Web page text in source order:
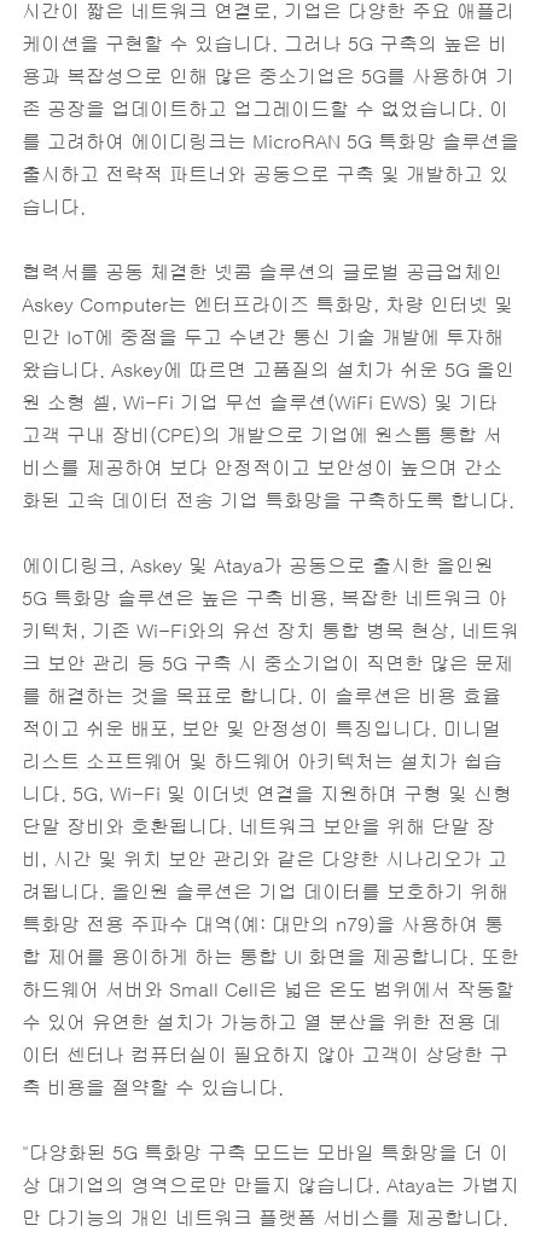
시간이 짧은 네트워크 연결로, 기업은 다양한 주요 애플리
케이션을 구현할 수 있습니다. 그러나 5G 구축의 높은 비
용과 복잡성으로 인해 많은 중소기업은 5G를 사용하여 기
존 공장을 업데이트하고 업그레이드할 수 없었습니다. 이
를 고려하여 에이디링크는 MicroRAN 5G 특화망 솔루션을
출시하고 전략적 파트너와 공동으로 구축 및 개발하고 있
습니다.
협력서를 공동 체결한 넷콤 솔루션의 글로벌 공급업체인
Askey Computer는 엔터프라이즈 특화망, 차량 인터넷 및
민간 IoT에 중점을 두고 수년간 통신 기술 개발에 투자해
왔습니다. Askey에 따르면 고품질의 설치가 쉬운 5G 올인
원 소형 셀, Wi-Fi 기업 무선 솔루션(WiFi EWS) 및 기타
고객 구내 장비(CPE)의 개발으로 기업에 원스톱 통합 서
비스를 제공하여 보다 안정적이고 보안성이 높으며 간소
화된 고속 데이터 전송 기업 특화망을 구축하도록 합니다.
에이디링크, Askey 및 Ataya가 공동으로 출시한 올인원
5G 특화망 솔루션은 높은 구축 비용, 복잡한 네트워크 아
키텍처, 기존 Wi-Fi와의 유선 장치 통합 병목 현상, 네트워
크 보안 관리 등 5G 구축 시 중소기업이 직면한 많은 문제
를 해결하는 것을 목표로 합니다. 이 솔루션은 비용 효율
적이고 쉬운 배포, 보안 및 안정성이 특징입니다. 미니멀
리스트 소프트웨어 및 하드웨어 아키텍처는 설치가 쉽습
니다. 5G, Wi-Fi 및 이더넷 연결을 지원하며 구형 및 신형
단말 장비와 호환됩니다. 네트워크 보안을 위해 단말 장
비, 시간 및 위치 보안 관리와 같은 다양한 시나리오가 고
려됩니다. 올인원 솔루션은 기업 데이터를 보호하기 위해
특화망 전용 주파수 대역(예: 대만의 n79)을 사용하여 통
합 제어를 용이하게 하는 통합 UI 화면을 제공합니다. 또한
하드웨어 서버와 Small Cell은 넓은 온도 범위에서 작동할
수 있어 유연한 설치가 가능하고 열 분산을 위한 전용 데
이터 센터나 컴퓨터실이 필요하지 않아 고객이 상당한 구
축 비용을 절약할 수 있습니다.
"다양화된 5G 특화망 구축 모드는 모바일 특화망을 더 이
상 대기업의 영역으로만 만들지 않습니다. Ataya는 가볍지
만 다기능의 개인 네트워크 플랫폼 서비스를 제공합니다.